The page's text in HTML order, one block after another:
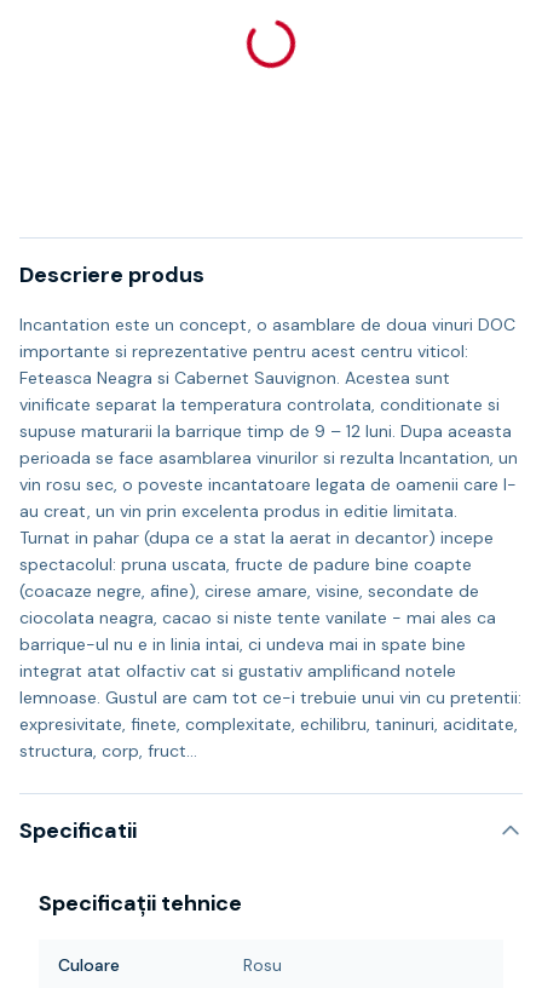
Descriere produs
Incantation este un concept, o asamblare de doua vinuri DOC
importante si reprezentative pentru acest centru viticol:
Feteasca Neagra si Cabernet Sauvignon. Acestea sunt
vinificate separat la temperatura controlata, conditionate si
supuse maturarii la barrique timp de 9 – 12 luni. Dupa aceasta
perioada se face asamblarea vinurilor si rezulta Incantation, un
vin rosu sec, o poveste incantatoare legata de oamenii care l-
au creat, un vin prin excelenta produs in editie limitata.
Turnat in pahar (dupa ce a stat la aerat in decantor) incepe
spectacolul: pruna uscata, fructe de padure bine coapte
(coacaze negre, afine), cirese amare, visine, secondate de
ciocolata neagra, cacao si niste tente vanilate - mai ales ca
barrique-ul nu e in linia intai, ci undeva mai in spate bine
integrat atat olfactiv cat si gustativ amplificand notele
lemnoase. Gustul are cam tot ce-i trebuie unui vin cu pretentii:
expresivitate, finete, complexitate, echilibru, taninuri, aciditate,
structura, corp, fruct…
Specificatii
Specificații tehnice
Culoare Rosu